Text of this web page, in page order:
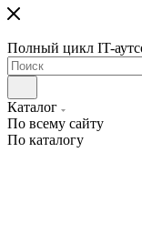
Полный цикл IT-
Каталог
По всему сайту
По каталогу